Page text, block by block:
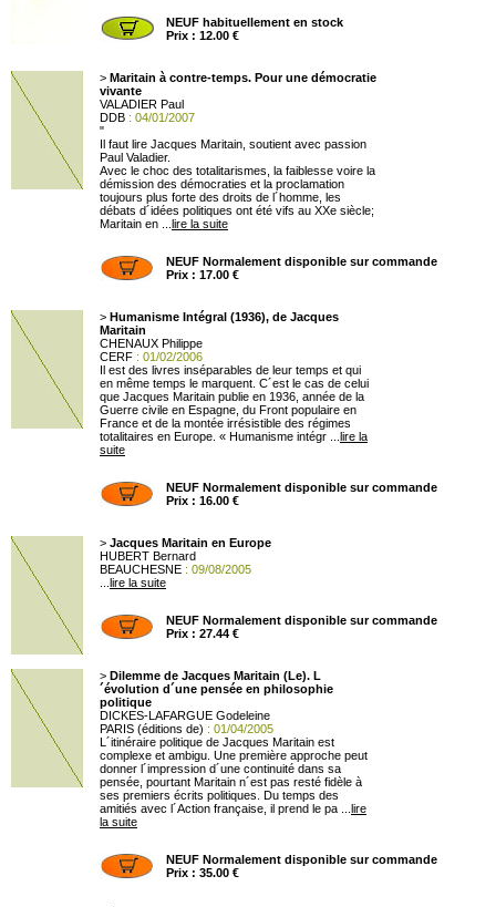
NEUF habituellement en stock
Prix : 12.00 €
> Maritain à contre-temps. Pour une démocratie
vivante
VALADIER Paul
DDB : 04/01/2007
"
Il faut lire Jacques Maritain, soutient avec passion
Paul Valadier.
Avec le choc des totalitarismes, la faiblesse voire la
démission des démocraties et la proclamation
toujours plus forte des droits de l´homme, les
débats d´idées politiques ont été vifs au XXe siècle;
Maritain en ... lire la suite
NEUF Normalement disponible sur commande
Prix : 17.00 €
> Humanisme Intégral (1936), de Jacques
Maritain
CHENAUX Philippe
CERF : 01/02/2006
Il est des livres inséparables de leur temps et qui
en même temps le marquent. C´est le cas de celui
que Jacques Maritain publie en 1936, année de la
Guerre civile en Espagne, du Front populaire en
France et de la montée irrésistible des régimes
totalitaires en Europe. « Humanisme intégr ... lire la
suite
NEUF Normalement disponible sur commande
Prix : 16.00 €
> Jacques Maritain en Europe
HUBERT Bernard
BEAUCHESNE : 09/08/2005
lire la suite
NEUF Normalement disponible sur commande
Prix : 27.44 €
> Dilemme de Jacques Maritain (Le). L
´évolution d´une pensée en philosophie
politique
DICKES-LAFARGUE Godeleine
PARIS (éditions de) : 01/04/2005
L´itinéraire politique de Jacques Maritain est
complexe et ambigu. Une première approche peut
donner l´impression d´une continuité dans sa
pensée, pourtant Maritain n´est pas resté fidèle à
ses premiers écrits politiques. Du temps des
amitiés avec l´Action française, il prend le pa ... lire
la suite
NEUF Normalement disponible sur commande
Prix : 35.00 €